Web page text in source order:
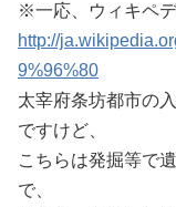
※一応、ウィキペ
http://
9%96%80
太宰府条坊都市の
ですけど、
こちらは発掘等で
で、